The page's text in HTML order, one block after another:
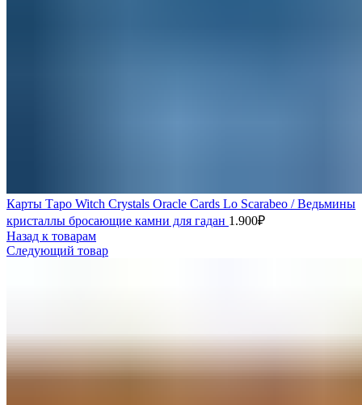
Карты Таро Witch Crystals Oracle Cards Lo Scarabeo / Ведьмины
кристаллы бросающие камни для гадан 1.900₽
Назад к товарам
Следующий товар